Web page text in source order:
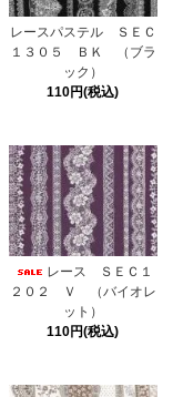
レースパステル ＳＥＣ
１３０５ ＢＫ （ブラ
ック）
110円(税込)
レース ＳＥＣ１
２０２ Ｖ （バイオレ
ット）
110円(税込)